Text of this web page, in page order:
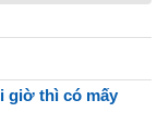
giờ thì có mấy